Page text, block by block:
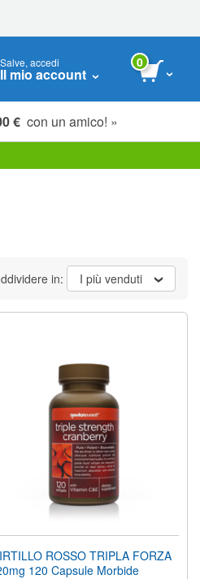
Salve, accedi
Il mio account
0
€ con un amico! »
in: I più venduti
ROSSO TRIPLA FORZA
120 Capsule Morbide